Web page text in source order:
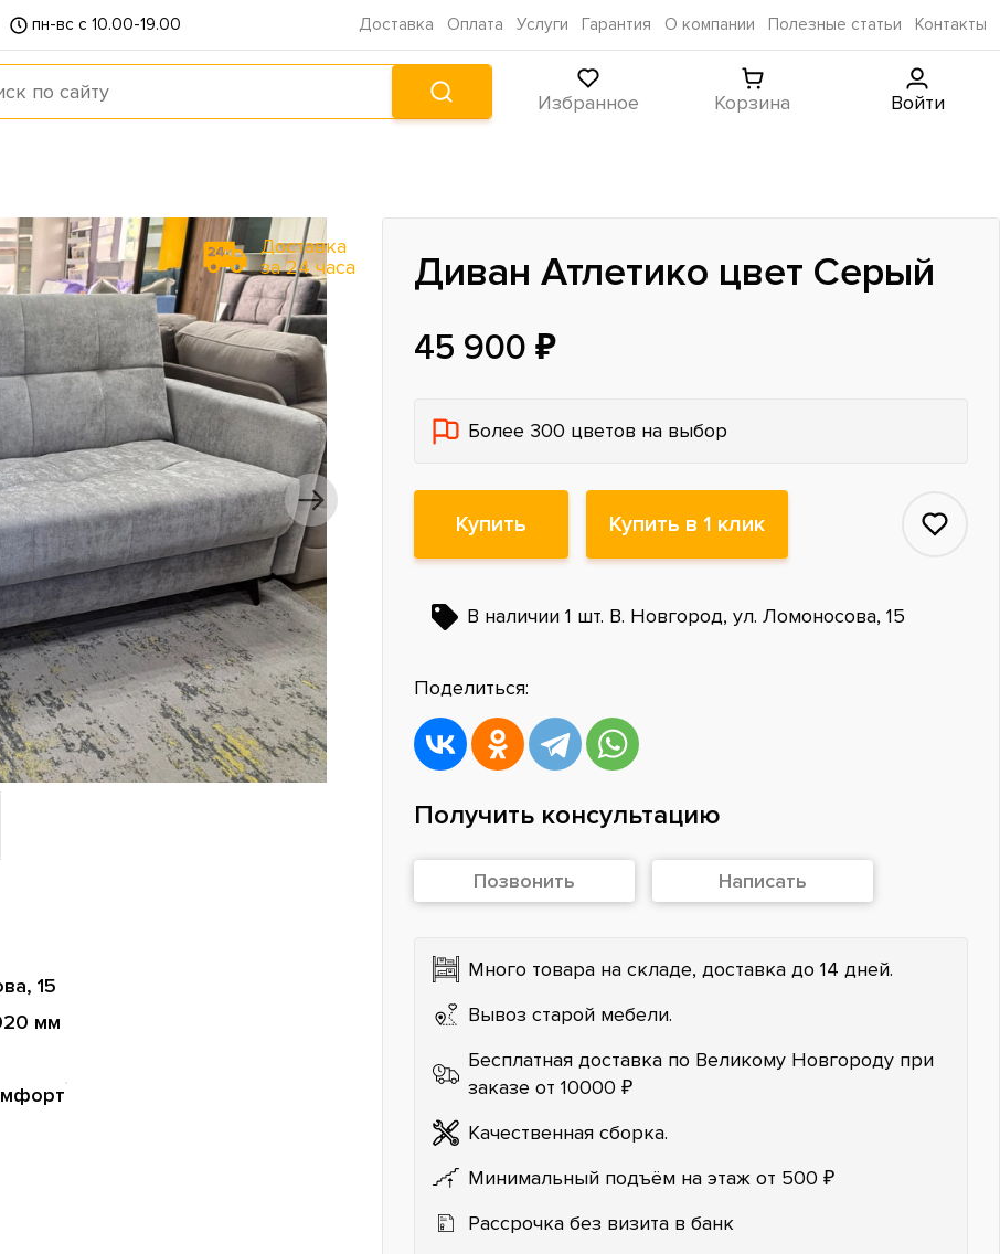
пн-вс с 10.00-19.00 Доставка Оплата Услуги Гарантия О компании Полезные статьи Контакты
Избранное Корзина Войти
Диван Атлетико цвет Серый
45 900 ₽
Более 300 цветов на выбор
Купить Купить в 1 клик
В наличии 1 шт. В. Новгород, ул. Ломоносова, 15
Поделиться:
Получить консультацию
Позвонить Написать
Много товара на складе, доставка до 14 дней.
Вывоз старой мебели.
Бесплатная доставка по Великому Новгороду при
заказе от 10000 ₽
Качественная сборка.
Минимальный подъём на этаж от 500 ₽
Рассрочка без визита в банк
Доставка
за 24 часа
15
мм